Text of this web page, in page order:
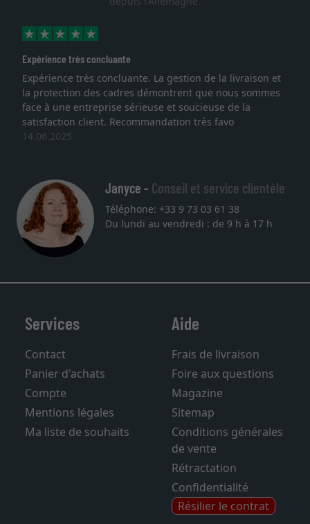
Expérience très concluante
Expérience très concluante. La gestion de la livraison et
la protection des cadres démontrent que nous sommes
face à une entreprise sérieuse et soucieuse de la
satisfaction client. Recommandation très favo
14.06.2025
Janyce - Conseil et service clientèle
Téléphone: +33 9 73 03 61 38
Du lundi au vendredi : de 9 h à 17 h
Services
Contact
Panier d'achats
Compte
Mentions légales
Ma liste de souhaits
Aide
Frais de livraison
Foire aux questions
Magazine
Sitemap
Conditions générales
de vente
Rétractation
Confidentialité
Résilier le contrat